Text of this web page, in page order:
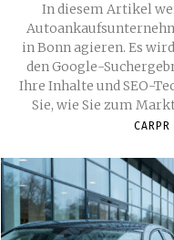
In diesem Artikel
in Bonn agieren. Es
den Google-
Ihre Inhalte und SEO-
Sie, wie Sie zum
CARPR